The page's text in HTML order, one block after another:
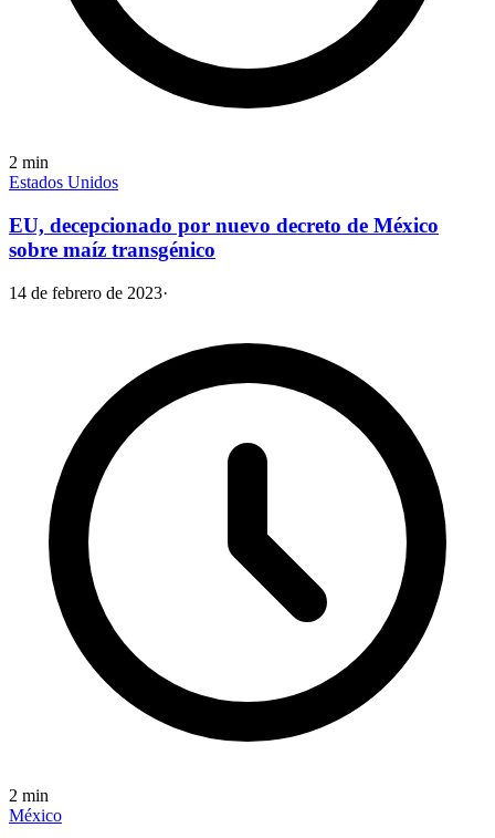
2 min
Estados Unidos
EU, decepcionado por nuevo decreto de México
sobre maíz transgénico
14 de febrero de 2023·
2 min
México